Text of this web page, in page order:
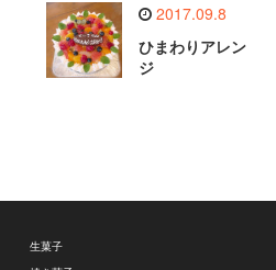
2017.09.8
ひまわりアレン
ジ
生菓子